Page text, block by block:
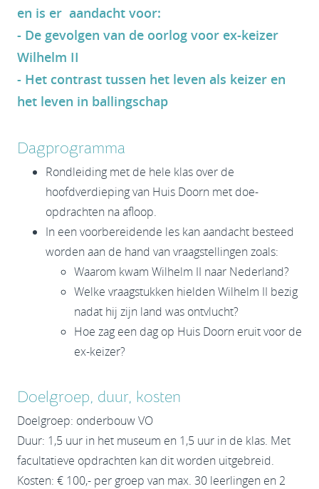
en is er aandacht voor:
- De gevolgen van de oorlog voor ex-keizer
Wilhelm II
- Het contrast tussen het leven als keizer en
het leven in ballingschap
Dagprogramma
Rondleiding met de hele klas over de
hoofdverdieping van Huis Doorn met doe-
opdrachten na afloop.
In een voorbereidende les kan aandacht besteed
worden aan de hand van vraagstellingen zoals:
Waarom kwam Wilhelm II naar Nederland?
Welke vraagstukken hielden Wilhelm II bezig
nadat hij zijn land was ontvlucht?
Hoe zag een dag op Huis Doorn eruit voor de
ex-keizer?
Doelgroep, duur, kosten
Doelgroep: onderbouw VO
Duur: 1,5 uur in het museum en 1,5 uur in de klas. Met
facultatieve opdrachten kan dit worden uitgebreid.
Kosten: € 100,- per groep van max. 30 leerlingen en 2